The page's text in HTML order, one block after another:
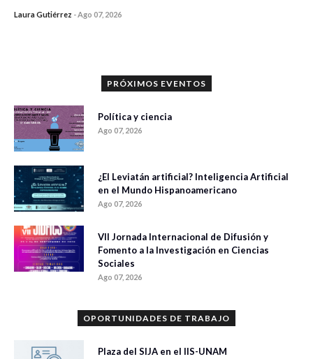
Laura Gutiérrez -Ago 07, 2026
PRÓXIMOS EVENTOS
Política y ciencia
Ago 07, 2026
¿El Leviatán artificial? Inteligencia Artificial
en el Mundo Hispanoamericano
Ago 07, 2026
VII Jornada Internacional de Difusión y
Fomento a la Investigación en Ciencias
Sociales
Ago 07, 2026
OPORTUNIDADES DE TRABAJO
Plaza del SIJA en el IIS-UNAM